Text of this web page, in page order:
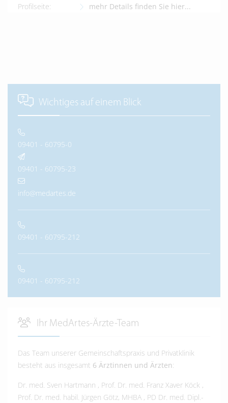
Profilseite:
mehr Details finden Sie hier...
Wichtiges auf einem Blick
09401 - 60795-0
09401 - 60795-23
info@medartes.de
09401 - 60795-212
09401 - 60795-212
Ihr MedArtes-Ärzte-Team
Das Team unserer Gemeinschaftspraxis und Privatklinik
besteht aus insgesamt 6 Ärztinnen und Ärzten:
Dr. med. Sven Hartmann , Prof. Dr. med. Franz Xaver Köck ,
Prof. Dr. med. habil. Jürgen Götz, MHBA , PD Dr. med. Dipl.-